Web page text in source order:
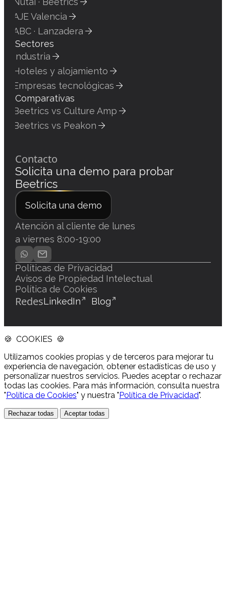
AJE Valencia
ABC · Lanzadera
Sectores
Industria
Hoteles y alojamiento
Empresas tecnológicas
Comparativas
Beetrics vs Culture Amp
Beetrics vs Peakon
Contacto
Solicita una demo para probar
Beetrics
Solicita una demo
Atención al cliente de lunes
a viernes 8:00-19:00
Políticas de Privacidad
Avisos de Propiedad Intelectual
Política de Cookies
RedesLinkedIn Blog
🍪 COOKIES 🍪
Utilizamos cookies propias y de terceros para mejorar tu
experiencia de navegación, obtener estadísticas de uso y
personalizar nuestros servicios. Puedes aceptar o rechazar
todas las cookies. Para más información, consulta nuestra
" Política de Cookies" y nuestra " Política de Privacidad".
Rechazar todas Aceptar todas